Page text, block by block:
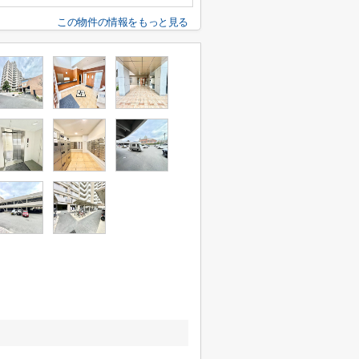
この物件の情報をもっと見る